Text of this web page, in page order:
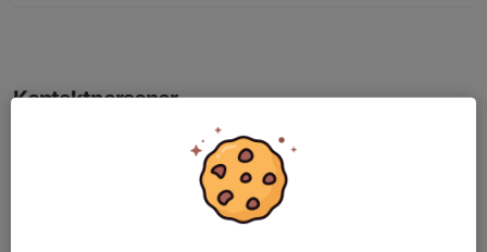
Kontaktpersoner
Isabelle Jaräng
isabelle.jarang@outlook.com